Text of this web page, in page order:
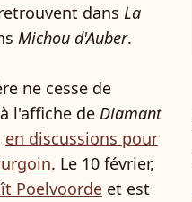
dans La
Michou d'Auber.
ne cesse de
l'affiche de Diamant
en discussions pour
. Le 10 février,
Poelvoorde et est